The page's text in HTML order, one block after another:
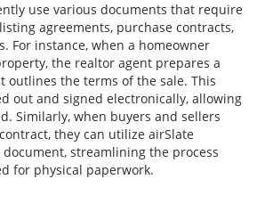
use various documents that require
agreements, purchase contracts,
For instance, when a homeowner
the realtor agent prepares a
outlines the terms of the sale. This
out and signed electronically, allowing
Similarly, when buyers and sellers
they can utilize airSlate
streamlining the process
for physical paperwork.